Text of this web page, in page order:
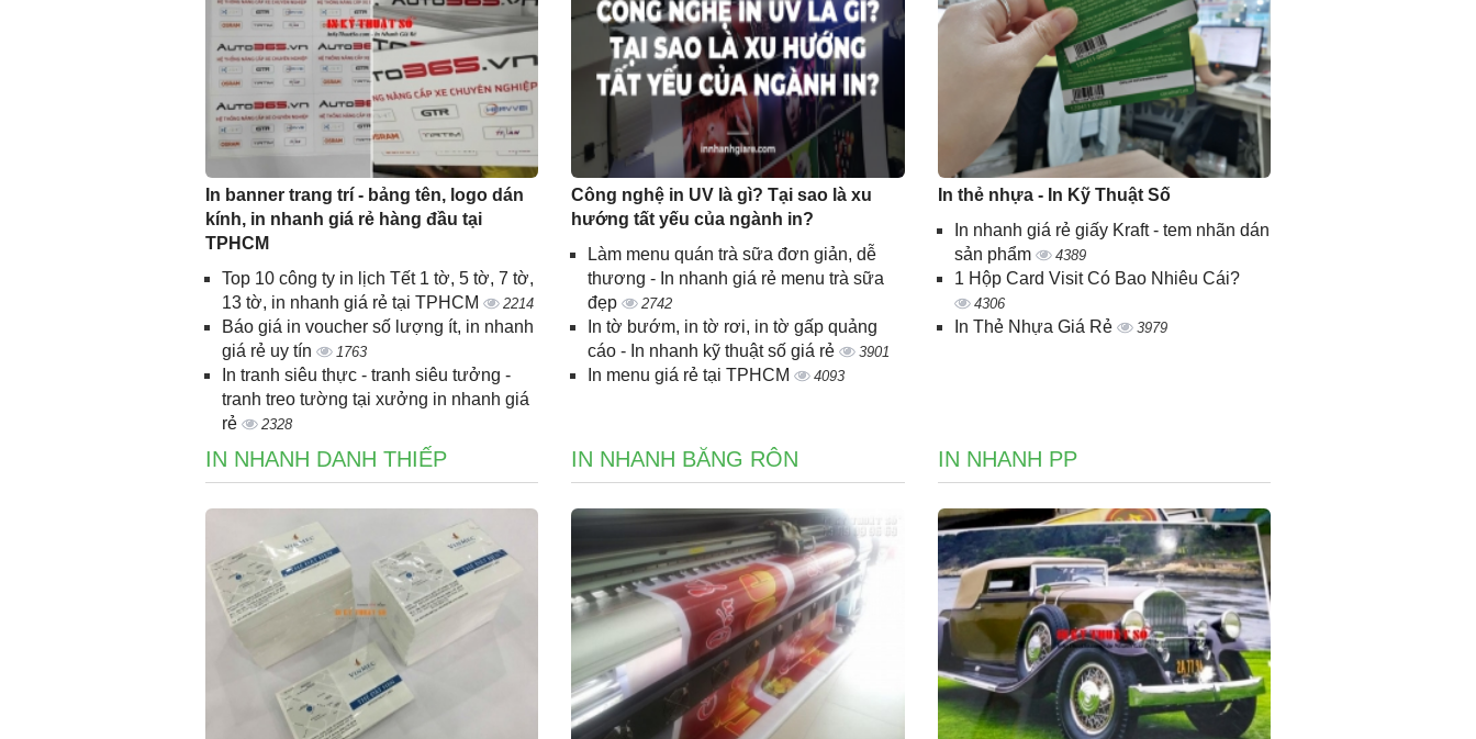
In banner trang trí - bảng tên, logo dán
kính, in nhanh giá rẻ hàng đầu tại
TPHCM
Top 10 công ty in lịch Tết 1 tờ, 5 tờ, 7 tờ,
13 tờ, in nhanh giá rẻ tại TPHCM
2214
Báo giá in voucher số lượng ít, in nhanh
giá rẻ uy tín
1763
In tranh siêu thực - tranh siêu tưởng -
tranh treo tường tại xưởng in nhanh giá
rẻ
2328
Công nghệ in UV là gì? Tại sao là xu
hướng tất yếu của ngành in?
Làm menu quán trà sữa đơn giản, dễ
thương - In nhanh giá rẻ menu trà sữa
đẹp
2742
In tờ bướm, in tờ rơi, in tờ gấp quảng
cáo - In nhanh kỹ thuật số giá rẻ
3901
In menu giá rẻ tại TPHCM 4093
In thẻ nhựa - In Kỹ Thuật Số
In nhanh giá rẻ giấy Kraft - tem nhãn dán
sản phẩm
4389
1 Hộp Card Visit Có Bao Nhiêu Cái?
4306
In Thẻ Nhựa Giá Rẻ 3979
IN NHANH DANH THIẾP IN NHANH BĂNG RÔN IN NHANH PP